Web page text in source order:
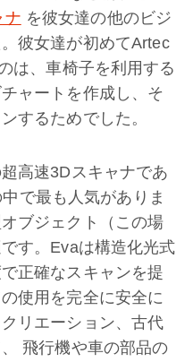
ナ を彼女達の他のビジ
彼女達が初めてArtec
は、車椅子を利用する
ャートを作成し、そ
するためでした。
高速3Dスキャナであ
で最も人気がありま
ブジェクト（この場
す。Evaは構造化光式
正確なスキャンを提
使用を完全に安全に
リエーション、古代
飛行機や車の部品の